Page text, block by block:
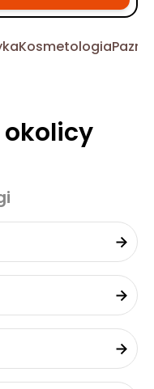
Kosmetologia
okolicy